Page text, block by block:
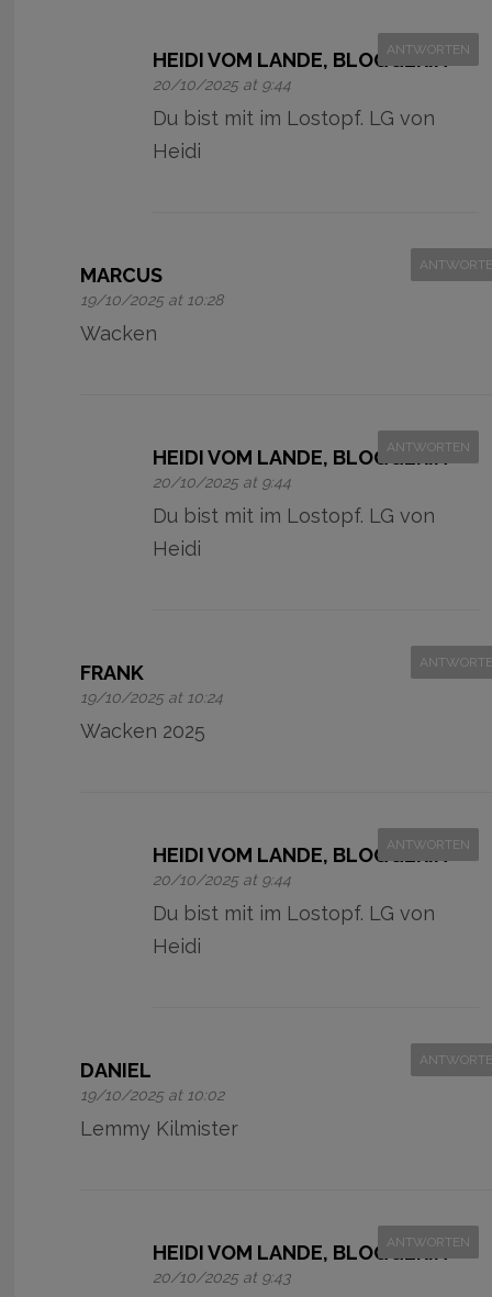
HEIDI VOM LANDE, BLOGGERIN
20/10/2025 at 9:44
ANTWORTEN
Du bist mit im Lostopf. LG von
Heidi
MARCUS
19/10/2025 at 10:28
Wacken
HEIDI VOM LANDE, BLOGGERIN
20/10/2025 at 9:44
ANTWORTEN
Du bist mit im Lostopf. LG von
Heidi
FRANK
19/10/2025 at 10:24
Wacken 2025
HEIDI VOM LANDE, BLOGGERIN
20/10/2025 at 9:44
ANTWORTEN
Du bist mit im Lostopf. LG von
Heidi
DANIEL
19/10/2025 at 10:02
Lemmy Kilmister
HEIDI VOM LANDE, BLOGGERIN
20/10/2025 at 9:43
ANTWORTEN